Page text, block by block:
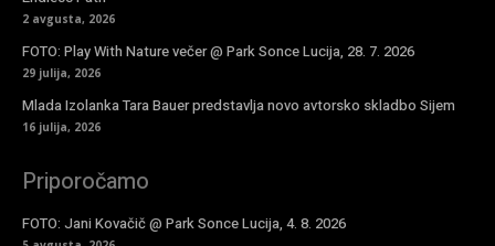
2 avgusta, 2026
FOTO: Play With Nature večer @ Park Sonce Lucija, 28. 7. 2026
29 julija, 2026
Mlada Izolanka Tara Bauer predstavlja novo avtorsko skladbo Sijem
16 julija, 2026
Priporočamo
FOTO: Jani Kovačič @ Park Sonce Lucija, 4. 8. 2026